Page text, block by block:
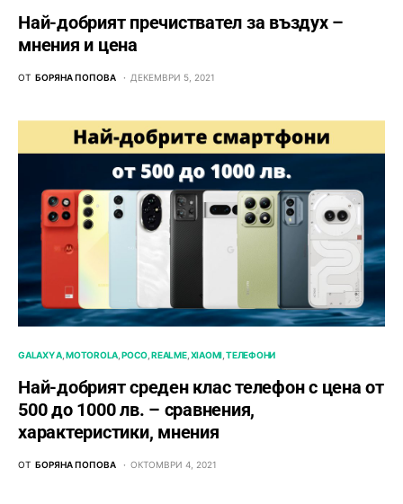
Най-добрият пречиствател за въздух –
мнения и цена
ОТ БОРЯНА ПОПОВА ДЕКЕМВРИ 5, 2021
GALAXY A MOTOROLA POCO REALME XIAOMI ТЕЛЕФОНИ
Най-добрият среден клас телефон с цена от
500 до 1000 лв. – сравнения,
характеристики, мнения
ОТ БОРЯНА ПОПОВА ОКТОМВРИ 4, 2021